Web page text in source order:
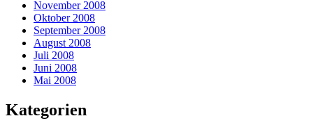
November 2008
Oktober 2008
September 2008
August 2008
Juli 2008
Juni 2008
Mai 2008
Kategorien